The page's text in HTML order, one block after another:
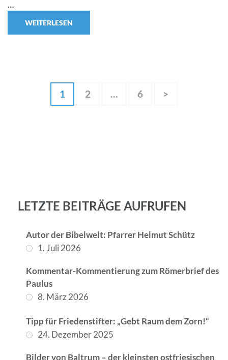
…
WEITERLESEN
Seitennummerierung
Seite
1 Seite
2 … Seite
6 >
LETZTE BEITRÄGE AUFRUFEN
Autor der Bibelwelt: Pfarrer Helmut Schütz
1. Juli 2026
Kommentar-Kommentierung zum Römerbrief des
Paulus
8. März 2026
Tipp für Friedenstifter: „Gebt Raum dem Zorn!“
24. Dezember 2025
Bilder von Baltrum – der kleinsten ostfriesischen